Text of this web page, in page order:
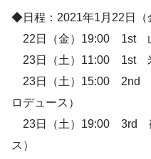
◆日程：2021年1月22日（
22日（金）19:00 1st 山
23日（土）11:00 1st
23日（土）15:00 2nd
ロデュース）
23日（土）19:00 3rd
ス）